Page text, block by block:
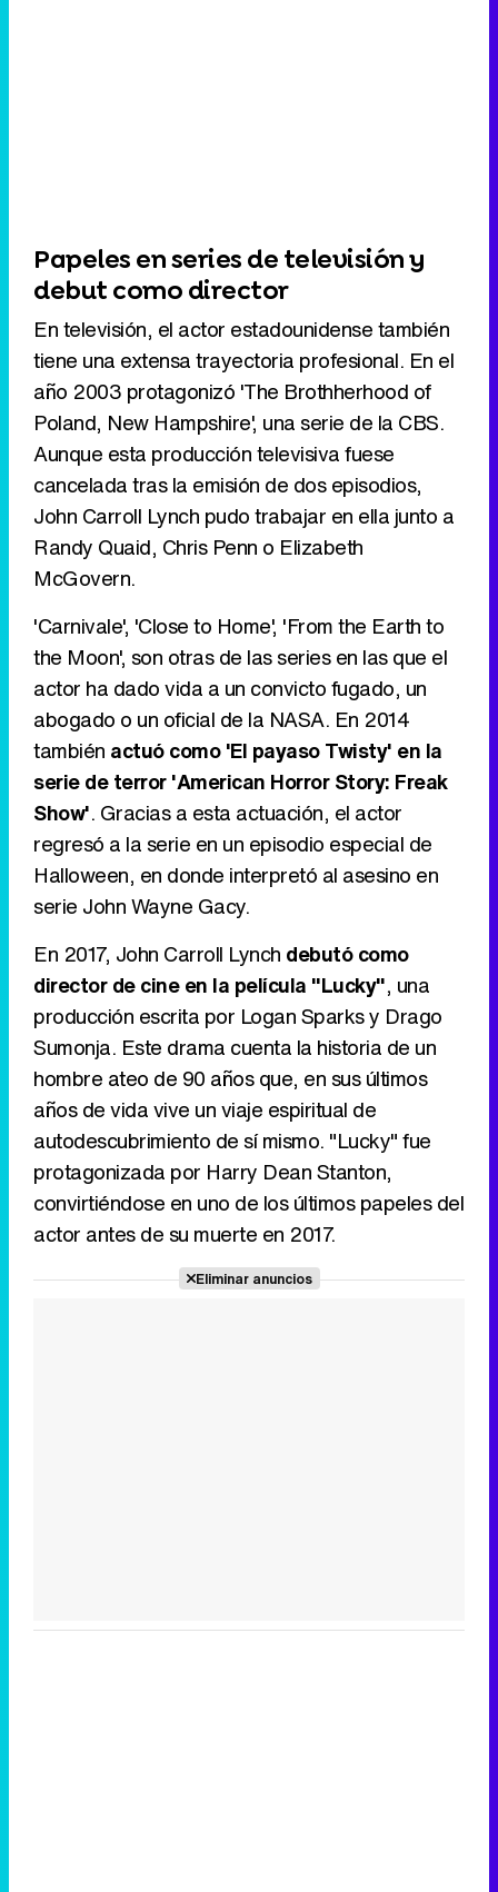
Papeles en series de televisión y
debut como director
En televisión, el actor estadounidense también
tiene una extensa trayectoria profesional. En el
año 2003 protagonizó 'The Brothherhood of
Poland, New Hampshire', una serie de la CBS.
Aunque esta producción televisiva fuese
cancelada tras la emisión de dos episodios,
John Carroll Lynch pudo trabajar en ella junto a
Randy Quaid, Chris Penn o Elizabeth
McGovern.
'Carnivale', 'Close to Home', 'From the Earth to
the Moon', son otras de las series en las que el
actor ha dado vida a un convicto fugado, un
abogado o un oficial de la NASA. En 2014
también actuó como 'El payaso Twisty' en la
serie de terror 'American Horror Story: Freak
Show'. Gracias a esta actuación, el actor
regresó a la serie en un episodio especial de
Halloween, en donde interpretó al asesino en
serie John Wayne Gacy.
En 2017, John Carroll Lynch debutó como
director de cine en la película "Lucky", una
producción escrita por Logan Sparks y Drago
Sumonja. Este drama cuenta la historia de un
hombre ateo de 90 años que, en sus últimos
años de vida vive un viaje espiritual de
autodescubrimiento de sí mismo. "Lucky" fue
protagonizada por Harry Dean Stanton,
convirtiéndose en uno de los últimos papeles del
actor antes de su muerte en 2017.
Eliminar anuncios